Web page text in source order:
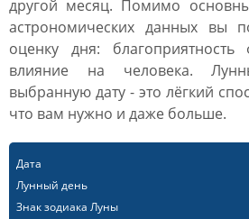
другой месяц. Помимо
астрономических данных вы
оценку дня:
влияние на человека.
выбранную дату - это лёгкий
что вам нужно и даже больше.
Дата
Лунный день
Знак зодиака Луны